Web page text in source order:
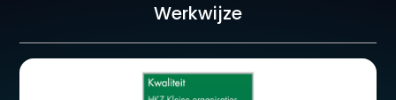
Werkwijze